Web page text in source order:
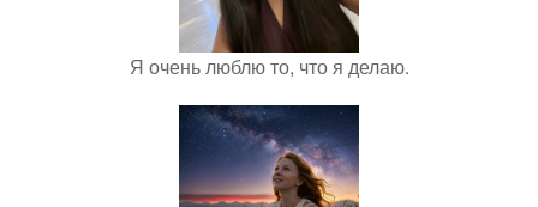
Я очень люблю то, что я делаю.